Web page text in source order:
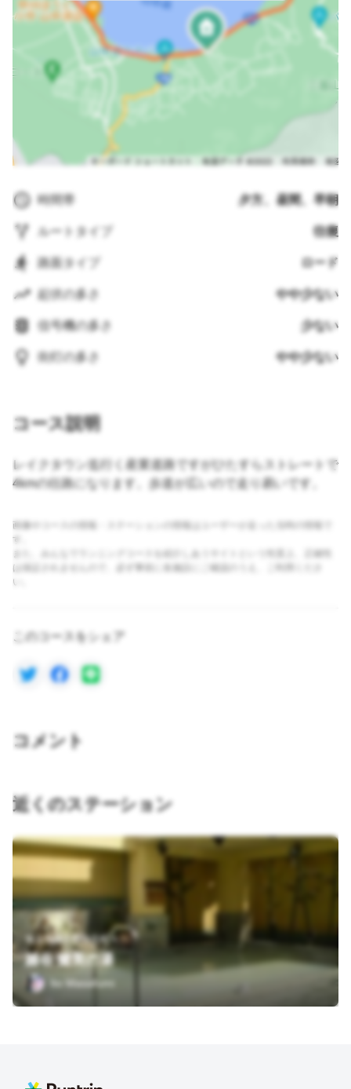
時間帯 夕方、昼間、早朝
ルートタイプ 往復
路面タイプ ロード
起伏の多さ やや少ない
信号機の多さ 少ない
街灯の多さ やや少ない
コース説明
レイクタウン迄行く産業道路ですがひたすらストレートで
4kmの往路になります。歩道が広いので走り易いです。
画像やコースの情報・ステーションの情報はユーザーが走った当時の情報で
す。
また、みんなでランニングコースを紹介しあうサイトという性質上、正確性
は保証されませんので、必ず事前に各施設にご確認のうえ、ご利用くださ
い。
このコースをシェア
コメント
近くのステーション
埼玉県越谷市弥生町４
越谷 健美の湯
Ito Masafumi